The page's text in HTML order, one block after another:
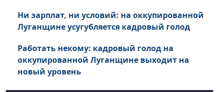
Ни зарплат, ни условий: на оккупированной
Луганщине усугубляется кадровый голод
Работать некому: кадровый голод на
оккупированной Луганщине выходит на
новый уровень